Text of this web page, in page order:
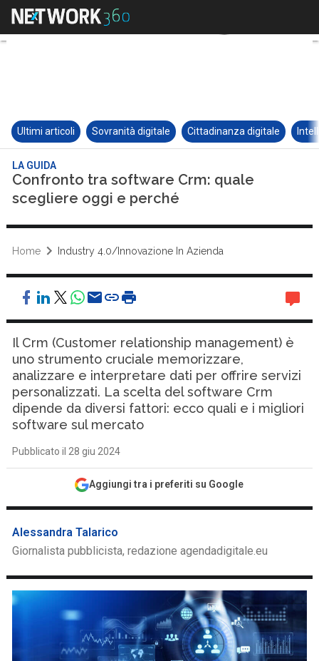
Ultimi articoli Sovranità digitale Cittadinanza digitale
LA GUIDA
Confronto tra software Crm: quale
scegliere oggi e perché
Home Industry 4.0/Innovazione In Azienda
Il Crm (Customer relationship management) è
uno strumento cruciale memorizzare,
analizzare e interpretare dati per offrire servizi
personalizzati. La scelta del software Crm
dipende da diversi fattori: ecco quali e i migliori
software sul mercato
Pubblicato il 28 giu 2024
Aggiungi tra i preferiti su Google
Alessandra Talarico
Giornalista pubblicista, redazione agendadigitale.eu